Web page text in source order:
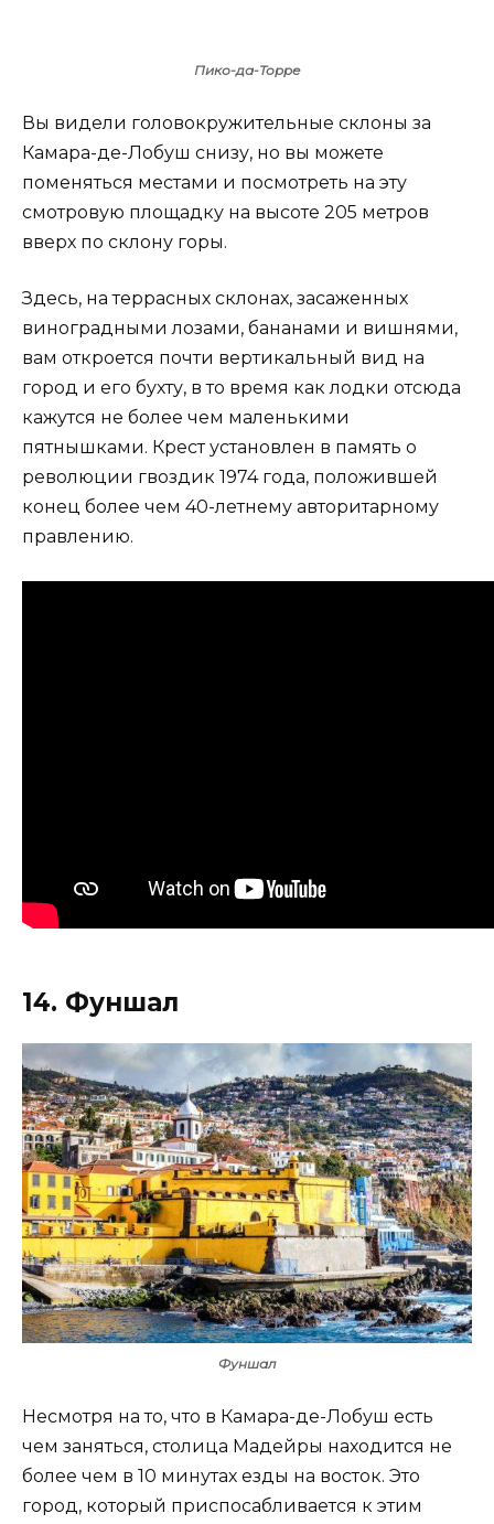
Пико-да-Торре
Вы видели головокружительные склоны за
Камара-де-Лобуш снизу, но вы можете
поменяться местами и посмотреть на эту
смотровую площадку на высоте 205 метров
вверх по склону горы.
Здесь, на террасных склонах, засаженных
виноградными лозами, бананами и вишнями,
вам откроется почти вертикальный вид на
город и его бухту, в то время как лодки отсюда
кажутся не более чем маленькими
пятнышками. Крест установлен в память о
революции гвоздик 1974 года, положившей
конец более чем 40-летнему авторитарному
правлению.
14. Фуншал
Фуншал
Несмотря на то, что в Камара-де-Лобуш есть
чем заняться, столица Мадейры находится не
более чем в 10 минутах езды на восток. Это
город, который приспосабливается к этим